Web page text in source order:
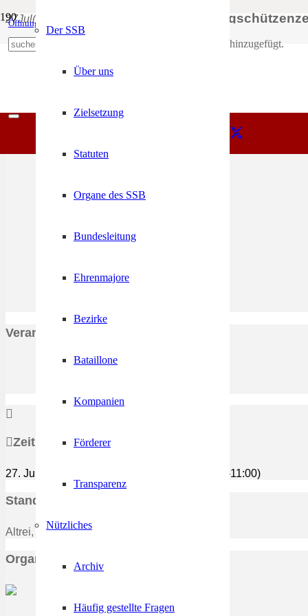
Öffnungszeiten
+39 0471 974 078 wurde deinem Warenkorb hinzugefügt.
Der SSB
Über uns
Zielsetzung
Statuten
Organe des SSB
Bundesleitung
Ehrenmajore
Bezirke
Bataillone
Kompanien
Förderer
Transparenz
Nützliches
Archiv
Häufig gestellte Fragen
27Jul(Jul 27) SSB-
Veranstaltungs Details
Zeit
27. Juli 2023 (GMT-11:00)
Standort
Altrei, Festplatz
Organisator